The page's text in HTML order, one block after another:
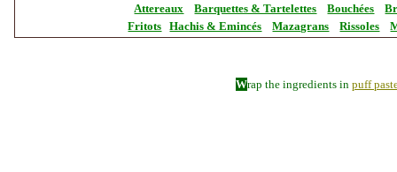
Attereaux Barquettes & Tartelettes Bouchées
Fritots
Hachis & Emincés Mazagrans Rissoles
Wrap the ingredients in puff